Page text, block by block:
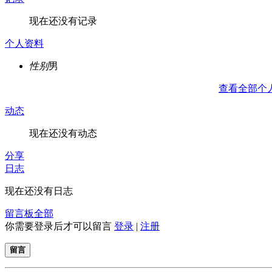
现在还没有记录
个人资料
性别男
查看全部个
动态
现在还没有动态
分享
日志
现在还没有日志
留言板全部
你需要登录后才可以留言 登录 | 注册
留言